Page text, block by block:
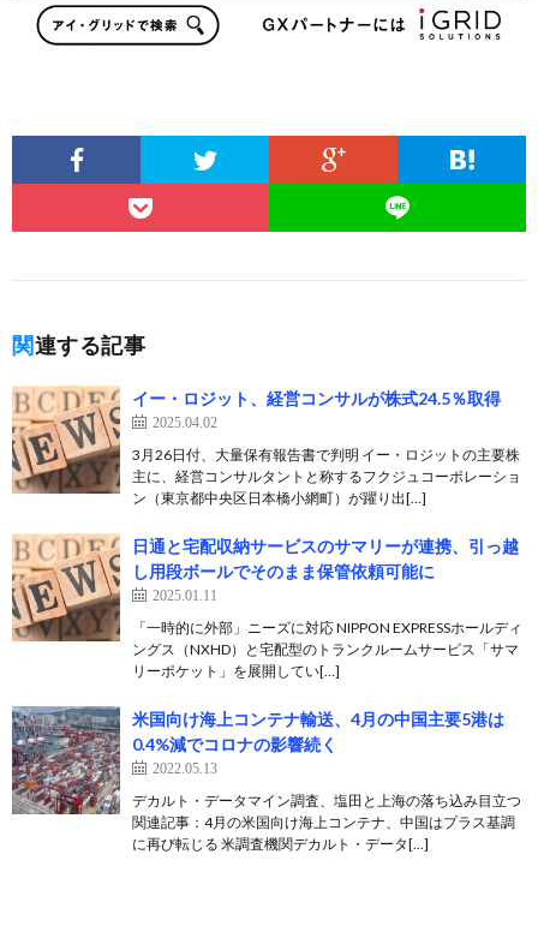
関連する記事
イー・ロジット、経営コンサルが株式24.5％取得
2025.04.02
3月26日付、大量保有報告書で判明 イー・ロジットの主要株
主に、経営コンサルタントと称するフクジュコーポレーショ
ン（東京都中央区日本橋小網町）が躍り出[…]
日通と宅配収納サービスのサマリーが連携、引っ越
し用段ボールでそのまま保管依頼可能に
2025.01.11
「一時的に外部」ニーズに対応 NIPPON EXPRESSホールディ
ングス（NXHD）と宅配型のトランクルームサービス「サマ
リーポケット」を展開してい[…]
米国向け海上コンテナ輸送、4月の中国主要5港は
0.4%減でコロナの影響続く
2022.05.13
デカルト・データマイン調査、塩田と上海の落ち込み目立つ
関連記事：4月の米国向け海上コンテナ、中国はプラス基調
に再び転じる 米調査機関デカルト・データ[…]